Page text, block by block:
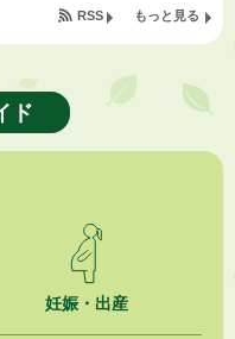
優秀賞を受賞しました！
した
もっと見る
RSS
ド
妊娠・出産